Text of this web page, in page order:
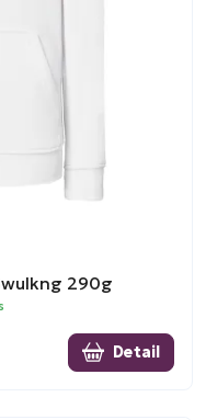
290g
Detail